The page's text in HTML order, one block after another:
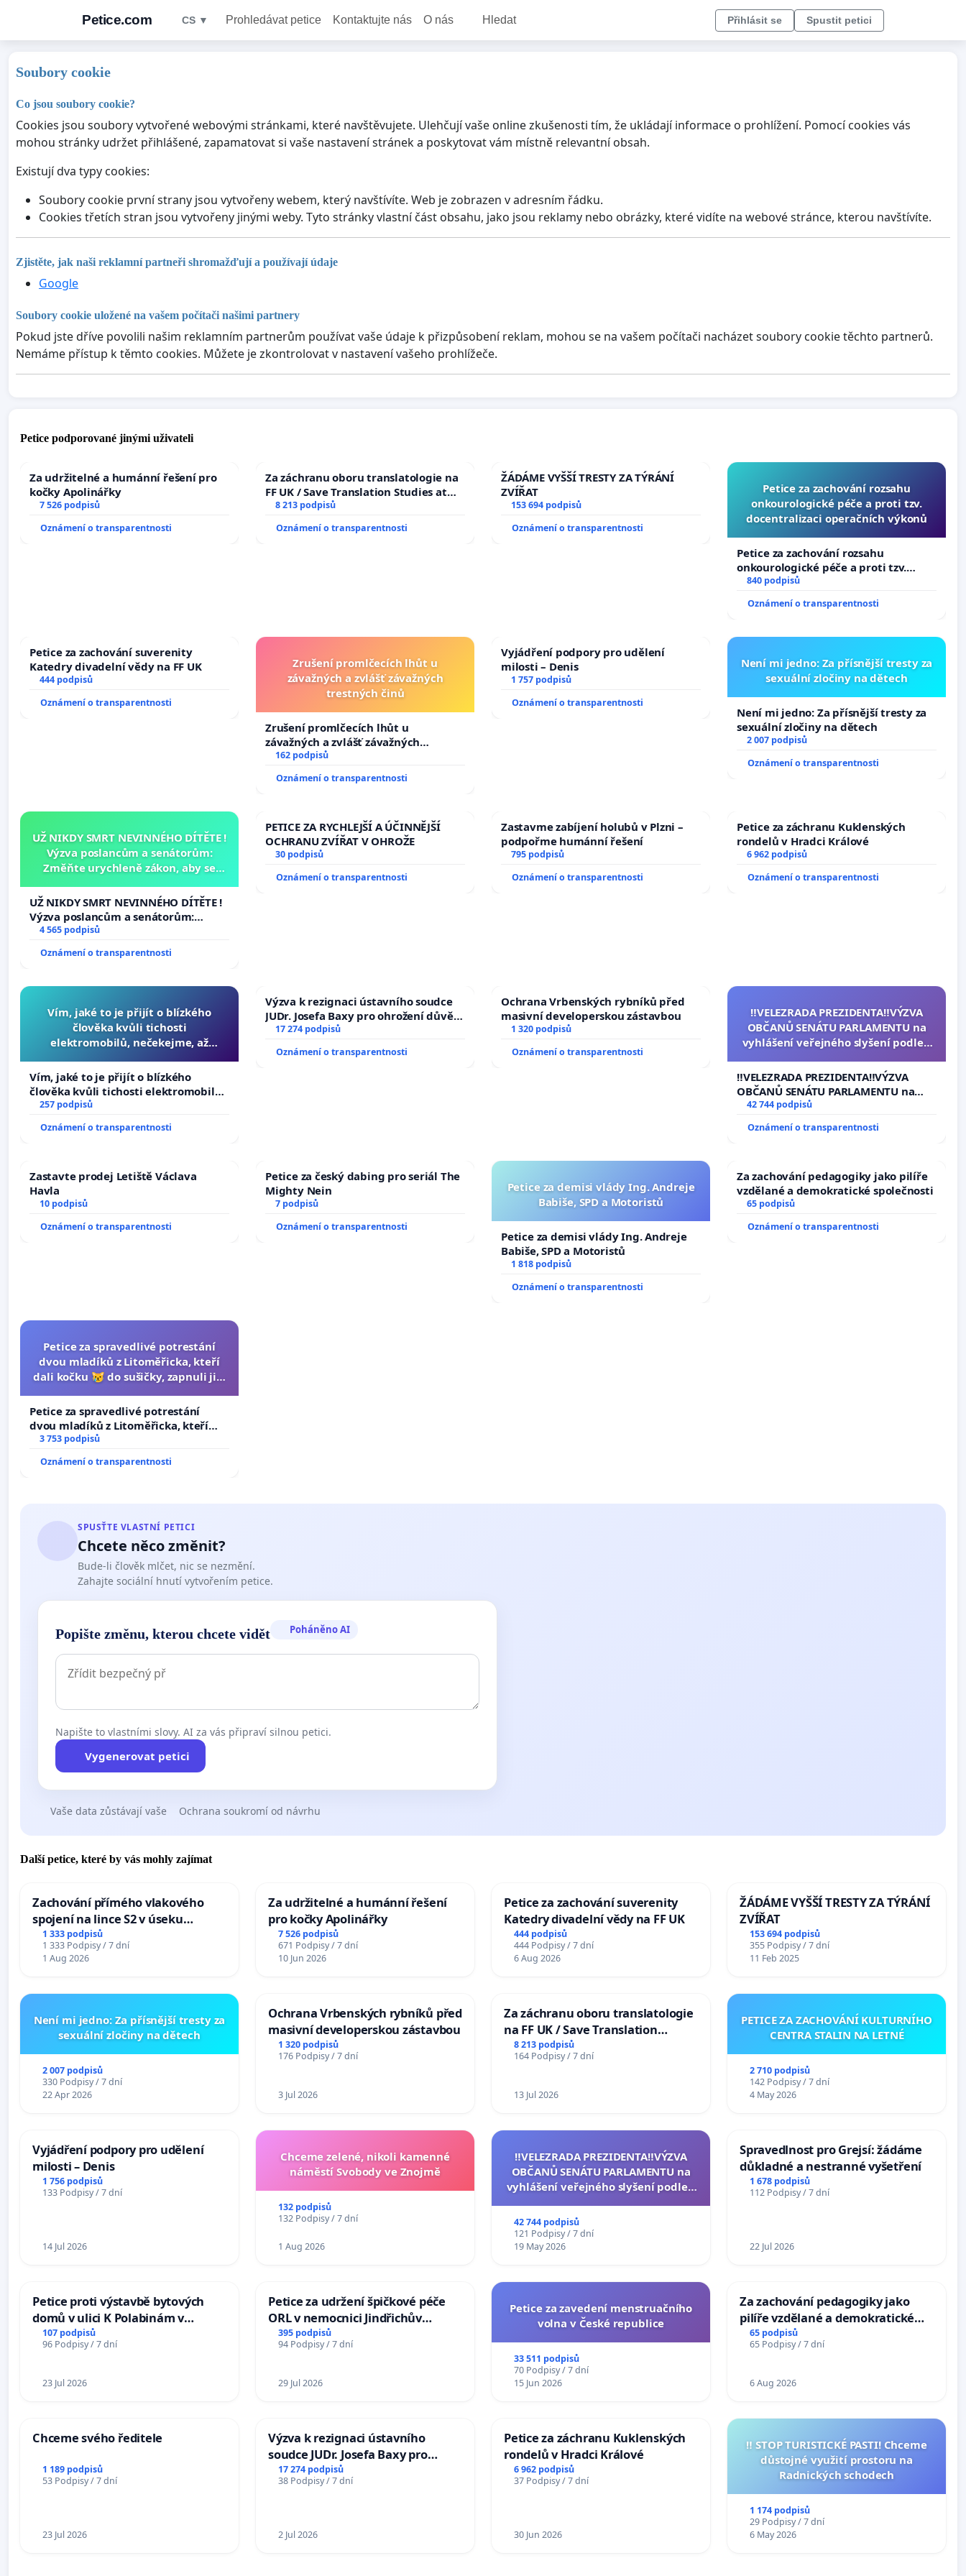
Petice.com CS ▼ Prohledávat petice Kontaktujte nás O nás Hledat Přihlásit se Spustit petici
Soubory cookie
Co jsou soubory cookie?
Cookies jsou soubory vytvořené webovými stránkami, které navštěvujete. Ulehčují vaše online zkušenosti tím, že ukládají informace o prohlížení. Pomocí cookies vás
mohou stránky udržet přihlášené, zapamatovat si vaše nastavení stránek a poskytovat vám místně relevantní obsah.
Existují dva typy cookies:
Soubory cookie první strany jsou vytvořeny webem, který navštívíte. Web je zobrazen v adresním řádku.
Cookies třetích stran jsou vytvořeny jinými weby. Tyto stránky vlastní část obsahu, jako jsou reklamy nebo obrázky, které vidíte na webové stránce, kterou navštívíte.
Zjistěte, jak naši reklamní partneři shromažďují a používají údaje
Google
Soubory cookie uložené na vašem počítači našimi partnery
Pokud jste dříve povolili našim reklamním partnerům používat vaše údaje k přizpůsobení reklam, mohou se na vašem počítači nacházet soubory cookie těchto partnerů.
Nemáme přístup k těmto cookies. Můžete je zkontrolovat v nastavení vašeho prohlížeče.
Petice podporované jinými uživateli
Za udržitelné a humánní řešení pro
kočky Apolinářky
7 526 podpisů
Oznámení o transparentnosti
Za záchranu oboru translatologie na
FF UK / Save Translation Studies at
the Faculty of Arts, Charles
University
8 213 podpisů
Oznámení o transparentnosti
ŽÁDÁME VYŠŠÍ TRESTY ZA TÝRÁNÍ
ZVÍŘAT
153 694 podpisů
Oznámení o transparentnosti
Petice za zachování rozsahu
onkourologické péče a proti tzv.
docentralizaci operačních výkonů
Petice za zachování rozsahu
onkourologické péče a proti tzv.
docentralizaci operačních výkonů
840 podpisů
Oznámení o transparentnosti
Petice za zachování suverenity
Katedry divadelní vědy na FF UK
444 podpisů
Oznámení o transparentnosti
Zrušení promlčecích lhůt u
závažných a zvlášť závažných
trestných činů
Zrušení promlčecích lhůt u
závažných a zvlášť závažných
trestných činů
162 podpisů
Oznámení o transparentnosti
Vyjádření podpory pro udělení
milosti – Denis
1 757 podpisů
Oznámení o transparentnosti
Není mi jedno: Za přísnější tresty za
sexuální zločiny na dětech
Není mi jedno: Za přísnější tresty za
sexuální zločiny na dětech
2 007 podpisů
Oznámení o transparentnosti
UŽ NIKDY SMRT NEVINNÉHO DÍTĚTE !
Výzva poslancům a senátorům:
Změňte urychleně zákon, aby se
opakovat!
UŽ NIKDY SMRT NEVINNÉHO DÍTĚTE !
Výzva poslancům a senátorům:
Změňte urychleně zákon, aby se
tragédie malé Viktorky už nemohla
opakovat!
4 565 podpisů
Oznámení o transparentnosti
PETICE ZA RYCHLEJŠÍ A ÚČINNĚJŠÍ
OCHRANU ZVÍŘAT V OHROŽE
30 podpisů
Oznámení o transparentnosti
Zastavme zabíjení holubů v Plzni –
podpořme humánní řešení
795 podpisů
Oznámení o transparentnosti
Petice za záchranu Kuklenských
rondelů v Hradci Králové
6 962 podpisů
Oznámení o transparentnosti
Vím, jaké to je přijít o blízkého
člověka kvůli tichosti
elektromobilů, nečekejme, až
auta!
Vím, jaké to je přijít o blízkého
člověka kvůli tichosti elektromobilů,
nečekejme, až přibydou další,
zaveďme slyšitelná auta!
257 podpisů
Oznámení o transparentnosti
Výzva k rezignaci ústavního soudce
JUDr. Josefa Baxy pro ohrožení důvěry
ve spravedlivý proces
17 274 podpisů
Oznámení o transparentnosti
Ochrana Vrbenských rybníků před
masivní developerskou zástavbou
1 320 podpisů
Oznámení o transparentnosti
‼️VELEZRADA PREZIDENTA‼️VÝZVA
OBČANŮ SENÁTU PARLAMENTU na
vyhlášení veřejného slyšení podle §
na přijetí usnesení k podání ústavní
žaloby na prezidenta republiky
‼️VELEZRADA PREZIDENTA‼️VÝZVA
OBČANŮ SENÁTU PARLAMENTU na
vyhlášení veřejného slyšení podle §
144 jednacího řádu Senátu k návrhu
na přijetí usnesení k podání ústavní
42 744 podpisů
Oznámení o transparentnosti
Zastavte prodej Letiště Václava
Havla
10 podpisů
Oznámení o transparentnosti
Petice za český dabing pro seriál The
Mighty Nein
7 podpisů
Oznámení o transparentnosti
Petice za demisi vlády Ing. Andreje
Babiše, SPD a Motoristů
Petice za demisi vlády Ing. Andreje
Babiše, SPD a Motoristů
1 818 podpisů
Oznámení o transparentnosti
Za zachování pedagogiky jako pilíře
vzdělané a demokratické společnosti
65 podpisů
Oznámení o transparentnosti
Petice za spravedlivé potrestání
dvou mladíků z Litoměřicka, kteří
dali kočku 😿 do sušičky, zapnuli ji a
Petice za spravedlivé potrestání
dvou mladíků z Litoměřicka, kteří
dali kočku 😿 do sušičky, zapnuli ji a
umírání zvířete natočili.
3 753 podpisů
Oznámení o transparentnosti
SPUSŤTE VLASTNÍ PETICI
Chcete něco změnit?
Bude-li člověk mlčet, nic se nezmění.
Zahajte sociální hnutí vytvořením petice.
Popište změnu, kterou chcete vidět Poháněno AI
Napište to vlastními slovy. AI za vás připraví silnou petici.
Vygenerovat petici
Vaše data zůstávají vaše Ochrana soukromí od návrhu
Další petice, které by vás mohly zajímat
Zachování přímého vlakového
spojení na lince S2 v úseku
Ostrava – Bohumín – Karviná –
Mosty u Jablunkova
1 333 podpisů
1 333 Podpisy / 7 dní
1 Aug 2026
Za udržitelné a humánní řešení
pro kočky Apolinářky
7 526 podpisů
671 Podpisy / 7 dní
10 Jun 2026
Petice za zachování suverenity
Katedry divadelní vědy na FF UK
444 podpisů
444 Podpisy / 7 dní
6 Aug 2026
ŽÁDÁME VYŠŠÍ TRESTY ZA TÝRÁNÍ
ZVÍŘAT
153 694 podpisů
355 Podpisy / 7 dní
11 Feb 2025
Není mi jedno: Za přísnější tresty za
sexuální zločiny na dětech
2 007 podpisů
330 Podpisy / 7 dní
22 Apr 2026
Ochrana Vrbenských rybníků před
masivní developerskou zástavbou
1 320 podpisů
176 Podpisy / 7 dní
3 Jul 2026
Za záchranu oboru translatologie
na FF UK / Save Translation
Studies at the Faculty of Arts,
Charles University
8 213 podpisů
164 Podpisy / 7 dní
13 Jul 2026
PETICE ZA ZACHOVÁNÍ KULTURNÍHO
CENTRA STALIN NA LETNÉ
2 710 podpisů
142 Podpisy / 7 dní
4 May 2026
Vyjádření podpory pro udělení
milosti – Denis
1 756 podpisů
133 Podpisy / 7 dní
14 Jul 2026
Chceme zelené, nikoli kamenné
náměstí Svobody ve Znojmě
132 podpisů
132 Podpisy / 7 dní
1 Aug 2026
‼️VELEZRADA PREZIDENTA‼️VÝZVA
OBČANŮ SENÁTU PARLAMENTU na
vyhlášení veřejného slyšení podle §
na přijetí usnesení k podání ústavní
žaloby na prezidenta republiky
42 744 podpisů
121 Podpisy / 7 dní
19 May 2026
Spravedlnost pro Grejsí: žádáme
důkladné a nestranné vyšetření
1 678 podpisů
112 Podpisy / 7 dní
22 Jul 2026
Petice proti výstavbě bytových
domů v ulici K Polabinám v
Pardubicích
107 podpisů
96 Podpisy / 7 dní
23 Jul 2026
Petice za udržení špičkové péče
ORL v nemocnici Jindřichův
Hradec
395 podpisů
94 Podpisy / 7 dní
29 Jul 2026
Petice za zavedení menstruačního
volna v České republice
33 511 podpisů
70 Podpisy / 7 dní
15 Jun 2026
Za zachování pedagogiky jako
pilíře vzdělané a demokratické
společnosti
65 podpisů
65 Podpisy / 7 dní
6 Aug 2026
Chceme svého ředitele
1 189 podpisů
53 Podpisy / 7 dní
23 Jul 2026
Výzva k rezignaci ústavního
soudce JUDr. Josefa Baxy pro
ohrožení důvěry ve spravedlivý
proces
17 274 podpisů
38 Podpisy / 7 dní
2 Jul 2026
Petice za záchranu Kuklenských
rondelů v Hradci Králové
6 962 podpisů
37 Podpisy / 7 dní
30 Jun 2026
‼️ STOP TURISTICKÉ PASTI! Chceme
důstojné využití prostoru na
Radnických schodech
1 174 podpisů
29 Podpisy / 7 dní
6 May 2026